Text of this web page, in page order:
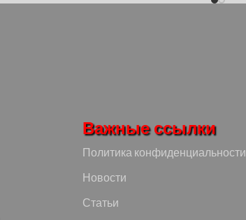
Важные ссылки
Политика конфиденциальности
Новости
Статьи